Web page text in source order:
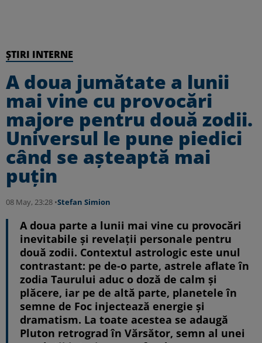
ȘTIRI INTERNE
A doua jumătate a lunii
mai vine cu provocări
majore pentru două zodii.
Universul le pune piedici
când se așteaptă mai
puțin
08 May, 23:28 •Stefan Simion
A doua parte a lunii mai vine cu provocări
inevitabile și revelații personale pentru
două zodii. Contextul astrologic este unul
contrastant: pe de-o parte, astrele aflate în
zodia Taurului aduc o doză de calm și
plăcere, iar pe de altă parte, planetele în
semne de Foc injectează energie și
dramatism. La toate acestea se adaugă
Pluton retrograd în Vărsător, semn al unei